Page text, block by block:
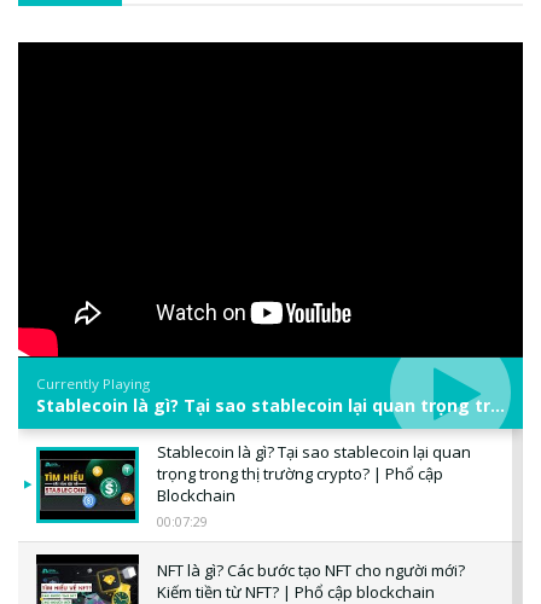
Currently Playing
Stablecoin là gì? Tại sao stablecoin lại quan trọng trong thị trường crypto? | Phổ cập Blockchain
Stablecoin là gì? Tại sao stablecoin lại quan
trọng trong thị trường crypto? | Phổ cập
Blockchain
00:07:29
NFT là gì? Các bước tạo NFT cho người mới?
Kiếm tiền từ NFT? | Phổ cập blockchain